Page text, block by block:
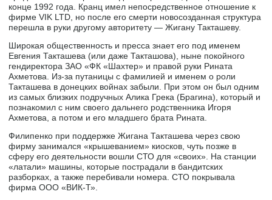
конце 1992 года. Кранц имел непосредственное отношение к
фирме VIK LTD, но после его смерти новосозданная структура
перешла в руки другому авторитету — Жигану Такташеву.
Широкая общественность и пресса знает его под именем
Евгения Такташева (или даже Такташова), ныне покойного
гендиректора ЗАО «ФК «Шахтер» и правой руки Рината
Ахметова. Из-за путаницы с фамилией и именем о роли
Такташева в донецких войнах забыли. При этом он был одним
из самых близких подручных Алика Грека (Брагина), который и
познакомил с ним своего дальнего родственника Игоря
Ахметова, а потом и его младшего брата Рината.
Филипенко при поддержке Жигана Такташева через свою
фирму занимался «крышеванием» киосков, чуть позже в
сферу его деятельности вошли СТО для «своих». На станции
«латали» машины, которые пострадали в бандитских
разборках, а также перебивали номера. СТО покрывала
фирма ООО «ВИК-Т».